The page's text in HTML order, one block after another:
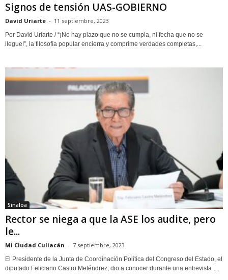
Signos de tensión UAS-GOBIERNO
David Uriarte - 11 septiembre, 2023
Por David Uriarte / “¡No hay plazo que no se cumpla, ni fecha que no se
llegue!”, la filosofía popular encierra y comprime verdades completas,...
Sinaloa
Rector se niega a que la ASE los audite, pero
le...
Mi Ciudad Culiacán - 7 septiembre, 2023
El Presidente de la Junta de Coordinación Política del Congreso del Estado, el
diputado Feliciano Castro Meléndrez, dio a conocer durante una entrevista ,...